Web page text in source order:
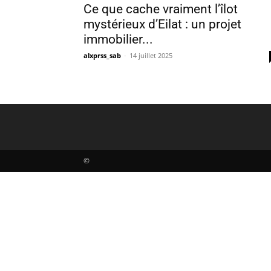
Ce que cache vraiment l’îlot
mystérieux d’Eilat : un projet
immobilier...
alxprss_sab - 14 juillet 2025
©